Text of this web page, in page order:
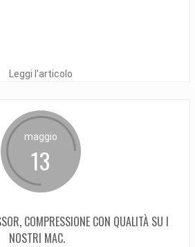
Leggi l'articolo
maggio
13
COMPRESSIONE CON QUALITÀ SU I
NOSTRI MAC.